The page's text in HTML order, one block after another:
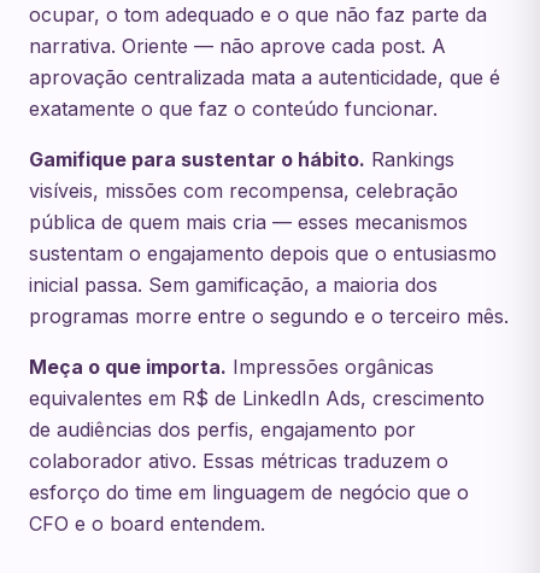
ocupar, o tom adequado e o que não faz parte da
narrativa. Oriente — não aprove cada post. A
aprovação centralizada mata a autenticidade, que é
exatamente o que faz o conteúdo funcionar.
Gamifique para sustentar o hábito. Rankings
visíveis, missões com recompensa, celebração
pública de quem mais cria — esses mecanismos
sustentam o engajamento depois que o entusiasmo
inicial passa. Sem gamificação, a maioria dos
programas morre entre o segundo e o terceiro mês.
Meça o que importa. Impressões orgânicas
equivalentes em R$ de LinkedIn Ads, crescimento
de audiências dos perfis, engajamento por
colaborador ativo. Essas métricas traduzem o
esforço do time em linguagem de negócio que o
CFO e o board entendem.